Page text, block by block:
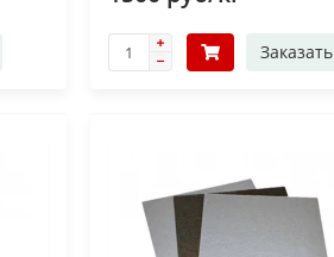
Заказать